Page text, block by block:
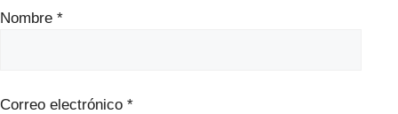
Nombre *
Correo electrónico *